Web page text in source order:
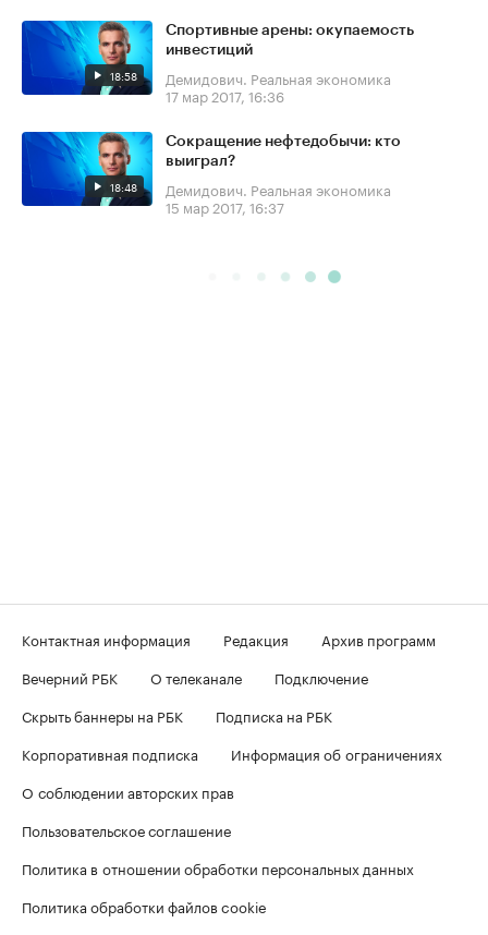
18:58
Спортивные арены: окупаемость
инвестиций
Демидович. Реальная экономика
17 мар 2017, 16:36
18:48
Сокращение нефтедобычи: кто
выиграл?
Демидович. Реальная экономика
15 мар 2017, 16:37
Контактная информация Редакция
Архив программ
Вечерний РБК
О телеканале
Подключение
Скрыть баннеры на РБК
Подписка на РБК
Корпоративная подписка
Информация об ограничениях
О соблюдении авторских прав
Пользовательское соглашение
Политика в отношении обработки персональных данных
Политика обработки файлов cookie